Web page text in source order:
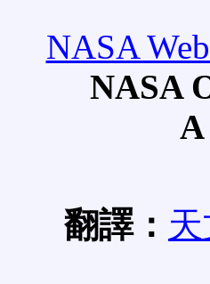
NASA
NASA
A
翻譯：